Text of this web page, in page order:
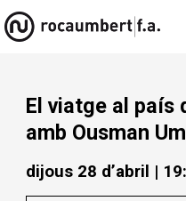
El viatge al país
amb Ousman
dijous 28 d’abril |